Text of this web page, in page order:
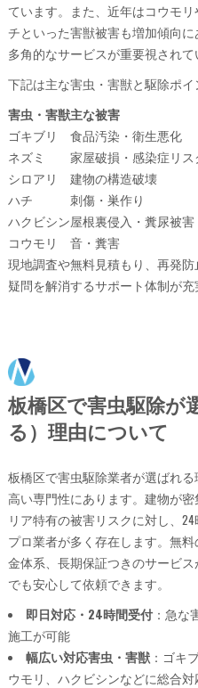
ています。また、近年はコウモ
チといった害獣被害も増加傾向
多角的なサービスが重要視されて
下記は主な害虫・害獣と駆除ポイ
害虫・害獣主な被害
ゴキブリ
食品汚染・衛生悪化
ネズミ
家屋破損・感染症リス
シロアリ
建物の構造破壊
ハチ
刺傷・巣作り
ハクビシン屋根裏侵入・糞尿被害
コウモリ
音・糞害
現地調査や無料見積もり、再発
疑問を解消するサポート体制が充
板橋区で害虫駆除が
る）理由について
板橋区で害虫駆除業者が選ばれ
高い専門性にあります。建物が
リア特有の被害リスクに対し、
プロ業者が多く存在します。無
金体系、長期保証つきのサービ
でも安心して依頼できます。
即日対応・24時間受付：急な
施工が可能
幅広い対応害虫・害獣：ゴキ
ウモリ、ハクビシンなどに総合対